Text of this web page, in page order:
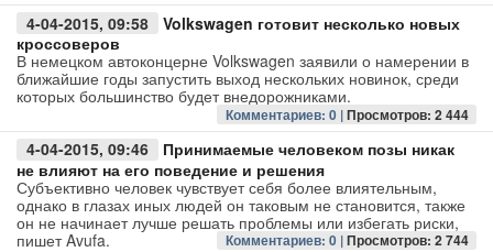
4-04-2015, 09:58
Volkswagen готовит несколько новых
кроссоверов
В немецком автоконцерне Volkswagen заявили о намерении в
ближайшие годы запустить выход нескольких новинок, среди
которых большинство будет внедорожниками.
Комментариев: 0 |Просмотров: 2 444
4-04-2015, 09:46
Принимаемые человеком позы никак
не влияют на его поведение и решения
Субъективно человек чувствует себя более влиятельным,
однако в глазах иных людей он таковым не становится, также
он не начинает лучше решать проблемы или избегать риски,
пишет Avufa.
Комментариев: 0 |Просмотров: 2 744